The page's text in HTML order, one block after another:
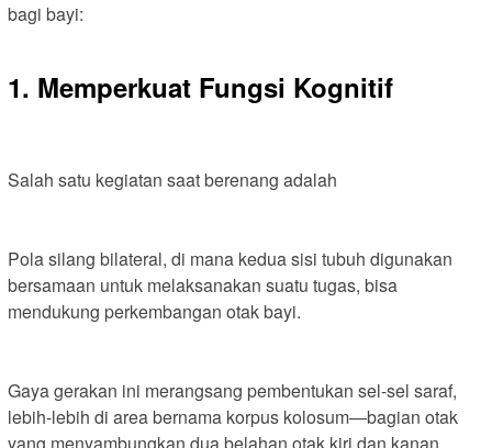
bagi bayi:
1. Memperkuat Fungsi Kognitif
Salah satu kegiatan saat berenang adalah
Pola silang bilateral, di mana kedua sisi tubuh digunakan
bersamaan untuk melaksanakan suatu tugas, bisa
mendukung perkembangan otak bayi.
Gaya gerakan ini merangsang pembentukan sel-sel saraf,
lebih-lebih di area bernama korpus kolosum—bagian otak